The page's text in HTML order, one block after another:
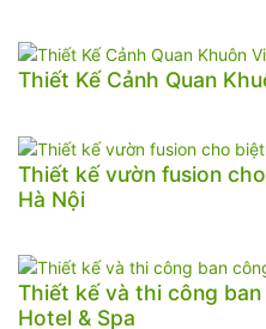
Thiết Kế Cảnh Quan
Thiết kế vườn fusion
Hà Nội
Thiết kế và thi công
Hotel & Spa